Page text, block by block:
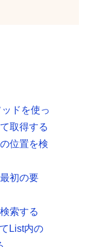
ドを使っ
取得する
位置を検
初の要
索する
List内の